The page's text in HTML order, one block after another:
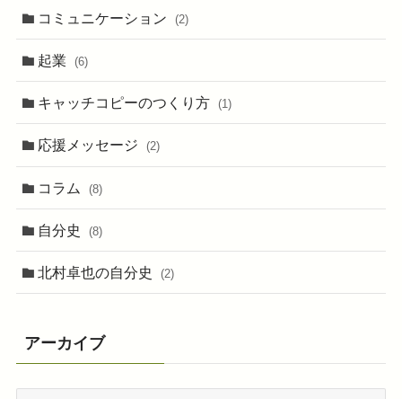
コミュニケーション (2)
起業 (6)
キャッチコピーのつくり方 (1)
応援メッセージ (2)
コラム (8)
自分史 (8)
北村卓也の自分史 (2)
アーカイブ